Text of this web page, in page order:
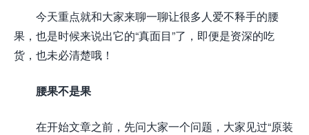
今天重点就和大家来聊一聊让很多人爱不释手的腰
果，也是时候来说出它的“真面目”了，即便是资深的吃
货，也未必清楚哦！
腰果不是果
在开始文章之前，先问大家一个问题，大家见过“原装